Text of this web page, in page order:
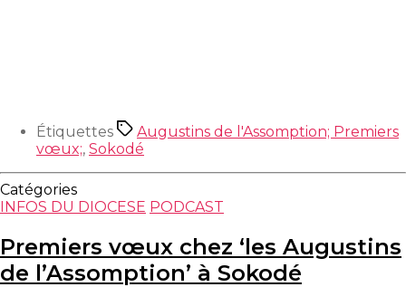
Étiquettes
Augustins de l'Assomption; Premiers
vœux;, Sokodé
Catégories
INFOS DU DIOCESE PODCAST
Premiers vœux chez ‘les Augustins
de l’Assomption’ à Sokodé